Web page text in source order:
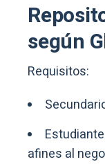
según
Requisitos:
afines al